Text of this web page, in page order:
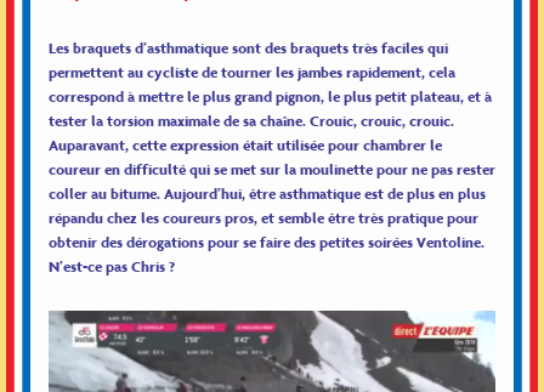
Les braquets d’asthmatique sont des braquets très faciles qui
permettent au cycliste de tourner les jambes rapidement, cela
correspond à mettre le plus grand pignon, le plus petit plateau, et à
tester la torsion maximale de sa chaîne. Crouic, crouic, crouic.
Auparavant, cette expression était utilisée pour chambrer le
coureur en difficulté qui se met sur la moulinette pour ne pas rester
coller au bitume. Aujourd’hui, être asthmatique est de plus en plus
répandu chez les coureurs pros, et semble être très pratique pour
obtenir des dérogations pour se faire des petites soirées Ventoline.
N’est-ce pas Chris ?